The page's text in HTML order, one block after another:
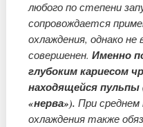
любого по степени
сопровождается
охлаждения, однако не
совершенен.Именно
глубоким кариесом
находящейся
«нерва»). При среднем
охлаждения также